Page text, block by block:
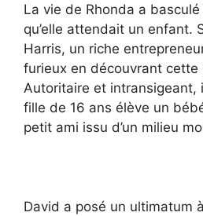
La vie de Rhonda a basculé
qu’elle attendait un enfant.
Harris, un riche
furieux en découvrant cette
Autoritaire et intransigeant,
fille de 16 ans élève un
petit ami issu d’un milieu
David a posé un ultimatum